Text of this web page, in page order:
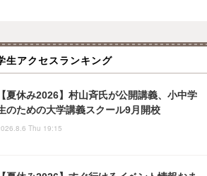
生アクセスランキング
【夏休み2026】村山斉氏が公開講義、小中学
のための大学講義スクール9月開校
Thu 19:15